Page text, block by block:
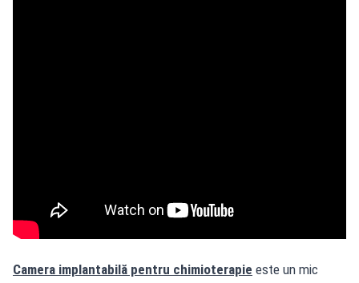
Camera implantabilă pentru chimioterapie este un mic